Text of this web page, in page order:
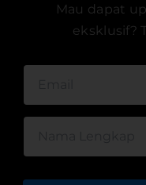
Mau dapat
eksklusif?